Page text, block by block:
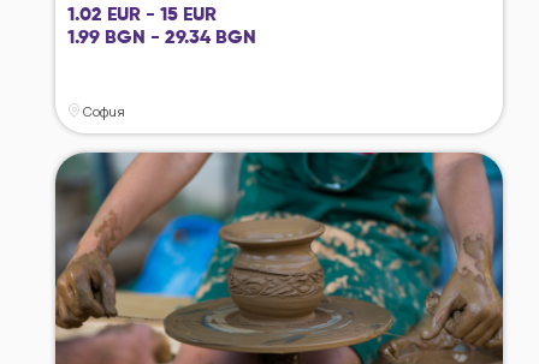
1.02 EUR - 15 EUR
1.99 BGN - 29.34 BGN
София